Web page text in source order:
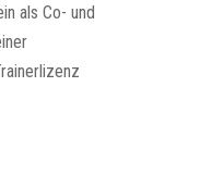
als Co- und